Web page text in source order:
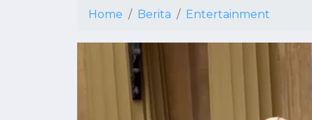
Home Berita Entertainment